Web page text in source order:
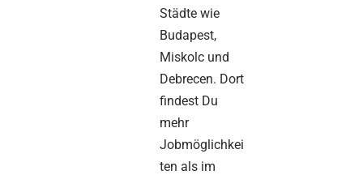
Städte wie
Budapest,
Miskolc und
Debrecen. Dort
findest Du
mehr
Jobmöglichkei
ten als im